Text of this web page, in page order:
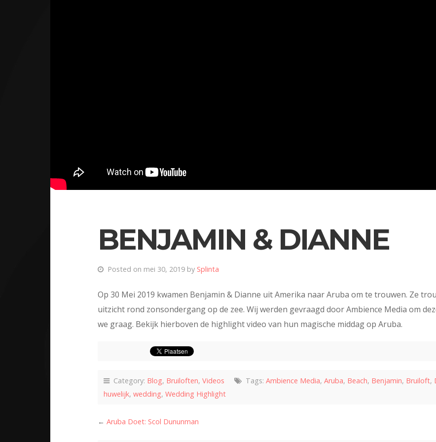
BENJAMIN & DIANNE
Posted on mei 30, 2019 by Splinta
Op 30 Mei 2019 kwamen Benjamin & Dianne uit Amerika naar Aruba om te trouwen. Ze
uitzicht rond zonsondergang op de zee. Wij werden gevraagd door Ambience Media om
we graag. Bekijk hierboven de highlight video van hun magische middag op Aruba.
Category: Blog, Bruiloften, Videos Tags: Ambience Media, Aruba, Beach, Benjamin, Bruiloft,
huwelijk, wedding, Wedding Highlight
← Aruba Doet: Scol Dununman